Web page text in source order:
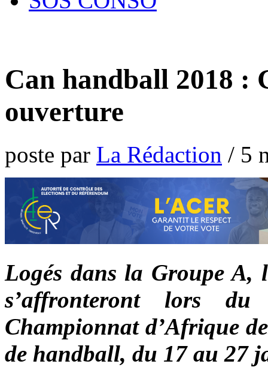
Can handball 2018 :
ouverture
poste par La Rédaction / 5
Logés dans la Groupe A,
s’affronteront lors
Championnat d’Afrique
de handball, du 17 au 27